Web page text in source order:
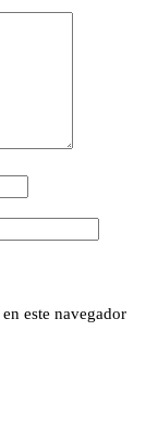
este navegador